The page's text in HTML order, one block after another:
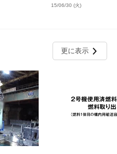
15/06/30 (火)
更に表示